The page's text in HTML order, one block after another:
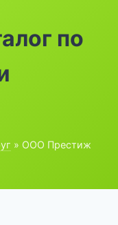
по
» ООО Престиж